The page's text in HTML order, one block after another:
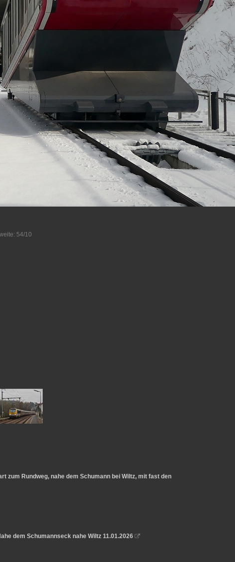
54/10
zum Rundweg, nahe dem Schumann bei Wiltz, mit fast den
dem Schumannseck nahe Wiltz 11.01.2026 